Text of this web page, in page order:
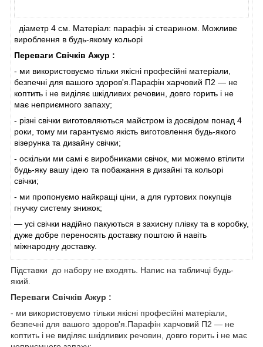
діаметр 4 см. Матеріал: парафін зі стеарином. Можливе
вироблення в будь-якому кольорі
Переваги Свічків Ажур :
- ми використовуємо тільки якісні професійні матеріали,
безпечні для вашого здоров'я.Парафін харчовий П2 — не
коптить і не виділяє шкідливих речовин, довго горить і не
має неприємного запаху;
- різні свічки виготовляються майстром із досвідом понад 4
роки, тому ми гарантуємо якість виготовлення будь-якого
візерунка та дизайну свічки;
- оскільки ми самі є виробниками свічок, ми можемо втілити
будь-яку вашу ідею та побажання в дизайні та кольорі
свічки;
- ми пропонуємо найкращі ціни, а для гуртових покупців
гнучку систему знижок;
— усі свічки надійно пакуються в захисну плівку та в коробку,
дуже добре переносять доставку поштою й навіть
міжнародну доставку.
Підставки до набору не входять. Напис на табличці будь-
який.
Переваги Свічків Ажур :
- ми використовуємо тільки якісні професійні матеріали,
безпечні для вашого здоров'я.Парафін харчовий П2 — не
коптить і не виділяє шкідливих речовин, довго горить і не має